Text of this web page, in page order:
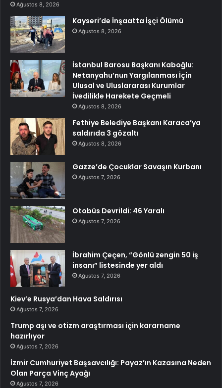
Ağustos 8, 2026
Kayseri’de İnşaatta İşçi Ölümü
Ağustos 8, 2026
İstanbul Barosu Başkanı Kaboğlu:
Netanyahu’nun Yargılanması İçin
Ulusal ve Uluslararası Kurumlar
İvedilikle Harekete Geçmeli
Ağustos 8, 2026
Fethiye Belediye Başkanı Karaca’ya
saldırıda 3 gözaltı
Ağustos 8, 2026
Gazze’de Çocuklar Savaşın Kurbanı
Ağustos 7, 2026
Otobüs Devrildi: 46 Yaralı
Ağustos 7, 2026
İbrahim Çeçen, “Gönlü zengin 50 iş
insanı” listesinde yer aldı
Ağustos 7, 2026
Kiev’e Rusya’dan Hava Saldırısı
Ağustos 7, 2026
Trump aşı ve otizm araştırması için kararname
hazırlıyor
Ağustos 7, 2026
İzmir Cumhuriyet Başsavcılığı: Payaz’ın Kazasına Neden
Olan Parça Vinç Ayağı
Ağustos 7, 2026